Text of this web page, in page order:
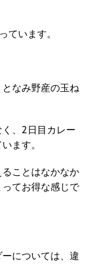
ています。
なみ野産の玉ね
、2日目カレー
ます。
ことはなかなか
てお得な感じで
については、違